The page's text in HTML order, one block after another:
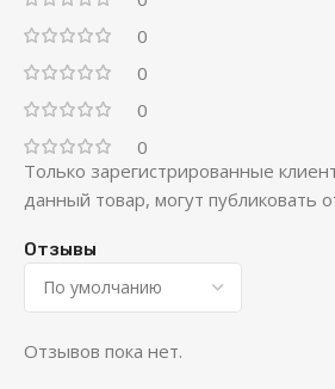
0
0
0
0
Отзывы
Отзывов пока нет.
Только зарегистрированные
данный товар, могут публиковать